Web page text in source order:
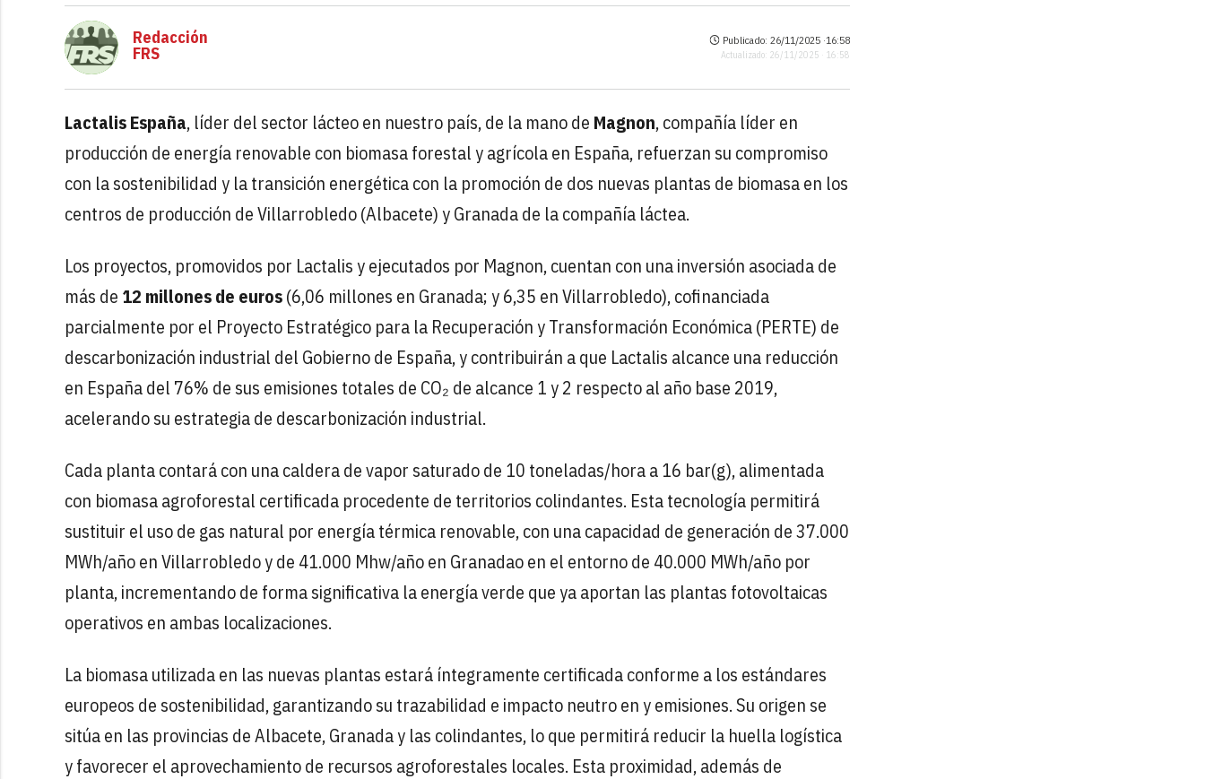
Redacción
FRS
Publicado: 26/11/2025 ·16:58
Actualizado: 26/11/2025 · 16:58
Lactalis España, líder del sector lácteo en nuestro país, de la mano de Magnon, compañía líder en
producción de energía renovable con biomasa forestal y agrícola en España, refuerzan su compromiso
con la sostenibilidad y la transición energética con la promoción de dos nuevas plantas de biomasa en los
centros de producción de Villarrobledo (Albacete) y Granada de la compañía láctea.
Los proyectos, promovidos por Lactalis y ejecutados por Magnon, cuentan con una inversión asociada de
más de 12 millones de euros(6,06 millones en Granada; y 6,35 en Villarrobledo), cofinanciada
parcialmente por el Proyecto Estratégico para la Recuperación y Transformación Económica (PERTE) de
descarbonización industrial del Gobierno de España, y contribuirán a que Lactalis alcance una reducción
en España del 76% de sus emisiones totales de CO₂ de alcance 1 y 2 respecto al año base 2019,
acelerando su estrategia de descarbonización industrial.
Cada planta contará con una caldera de vapor saturado de 10 toneladas/hora a 16 bar(g), alimentada
con biomasa agroforestal certificada procedente de territorios colindantes. Esta tecnología permitirá
sustituir el uso de gas natural por energía térmica renovable, con una capacidad de generación de 37.000
MWh/año en Villarrobledo y de 41.000 Mhw/año en Granadao en el entorno de 40.000 MWh/año por
planta, incrementando de forma significativa la energía verde que ya aportan las plantas fotovoltaicas
operativos en ambas localizaciones.
La biomasa utilizada en las nuevas plantas estará íntegramente certificada conforme a los estándares
europeos de sostenibilidad, garantizando su trazabilidad e impacto neutro en y emisiones. Su origen se
sitúa en las provincias de Albacete, Granada y las colindantes, lo que permitirá reducir la huella logística
y favorecer el aprovechamiento de recursos agroforestales locales. Esta proximidad, además de